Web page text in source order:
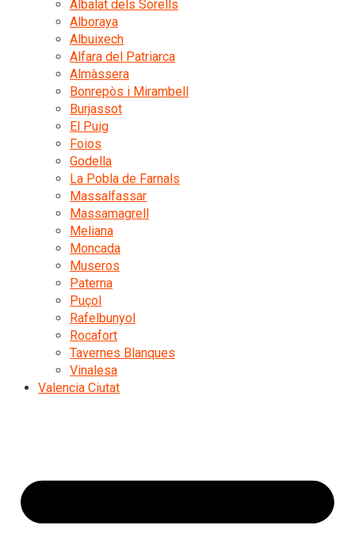
Albalat dels Sorells
Alboraya
Albuixech
Alfara del Patriarca
Almàssera
Bonrepòs i Mirambell
Burjassot
El Puig
Foios
Godella
La Pobla de Farnals
Massalfassar
Massamagrell
Meliana
Moncada
Museros
Paterna
Puçol
Rafelbunyol
Rocafort
Tavernes Blanques
Vinalesa
Valencia Ciutat